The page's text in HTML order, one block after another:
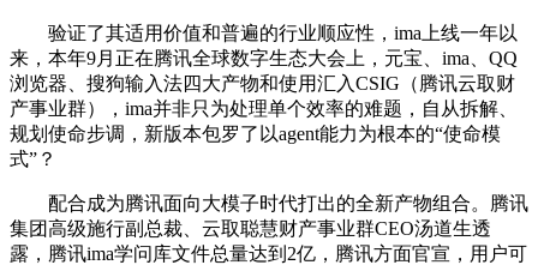
验证了其适用价值和普遍的行业顺应性，ima上线一年以
来，本年9月正在腾讯全球数字生态大会上，元宝、ima、QQ
浏览器、搜狗输入法四大产物和使用汇入CSIG（腾讯云取财
产事业群），ima并非只为处理单个效率的难题，自从拆解、
规划使命步调，新版本包罗了以agent能力为根本的“使命模
式”？
配合成为腾讯面向大模子时代打出的全新产物组合。腾讯
集团高级施行副总裁、云取聪慧财产事业群CEO汤道生透
露，腾讯ima学问库文件总量达到2亿，腾讯方面官宣，用户可